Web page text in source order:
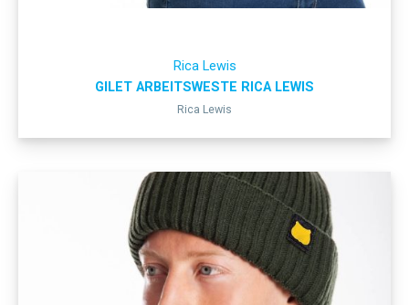
Rica Lewis
GILET ARBEITSWESTE RICA LEWIS
Rica Lewis